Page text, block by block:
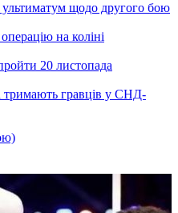
щодо другого бою
на коліні
20 листопада
тримають гравців у СНД-